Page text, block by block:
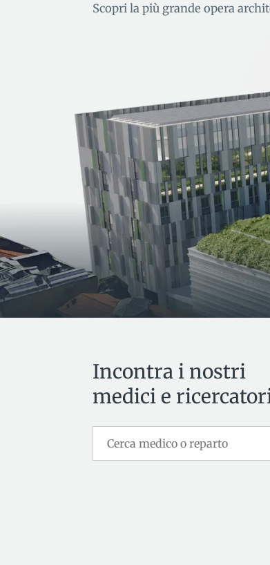
Scopri la più grande opera
Incontra i nostri
medici e